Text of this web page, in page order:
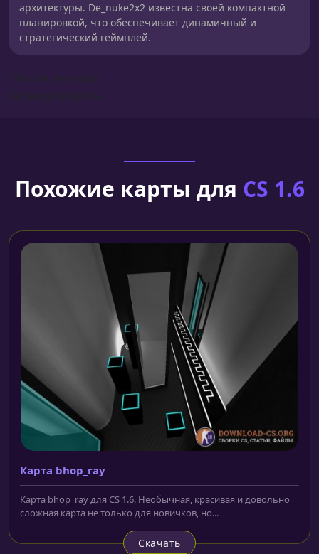
архитектуры. De_nuke2x2 известна своей компактной
планировкой, что обеспечивает динамичный и
стратегический геймплей.
Похожие карты для CS 1.6
Карта bhop_ray
Карта bhop_ray для CS 1.6. Необычная, красивая и довольно
сложная карта не только для новичков, но...
Скачать